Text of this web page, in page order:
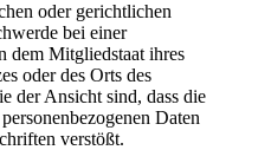
oder gerichtlichen
bei einer
dem Mitgliedstaat ihres
oder des Orts des
der Ansicht sind, dass die
Daten
verstößt.